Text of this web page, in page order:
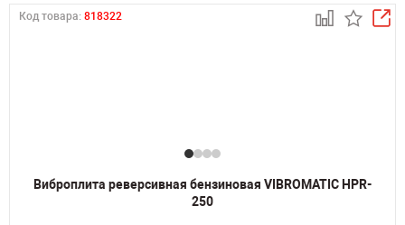
Код товара: 818322
Виброплита реверсивная бензиновая VIBROMATIC HPR-
250